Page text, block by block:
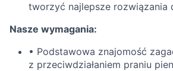
tworzyć najlepsze rozwiązania
Nasze wymagania:
• Podstawowa znajomość
z przeciwdziałaniem praniu